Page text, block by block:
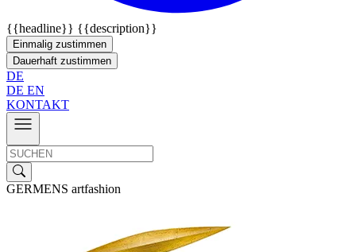
{{headline}} {{description}}
Einmalig zustimmen
Dauerhaft zustimmen
DE
DE EN
KONTAKT
GERMENS artfashion